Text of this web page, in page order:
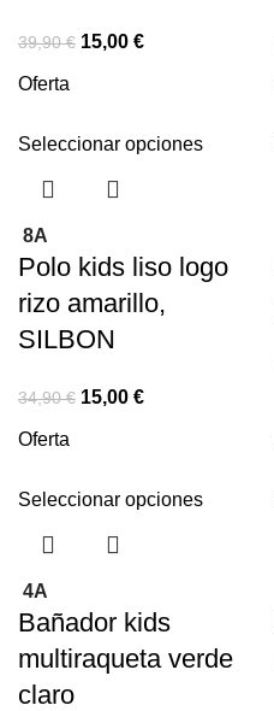
39,90€ 15,00 €
Oferta
Seleccionar opciones
8A
Polo kids liso logo
rizo amarillo,
SILBON
34,90€ 15,00 €
Oferta
Seleccionar opciones
4A
Bañador kids
multiraqueta verde
claro